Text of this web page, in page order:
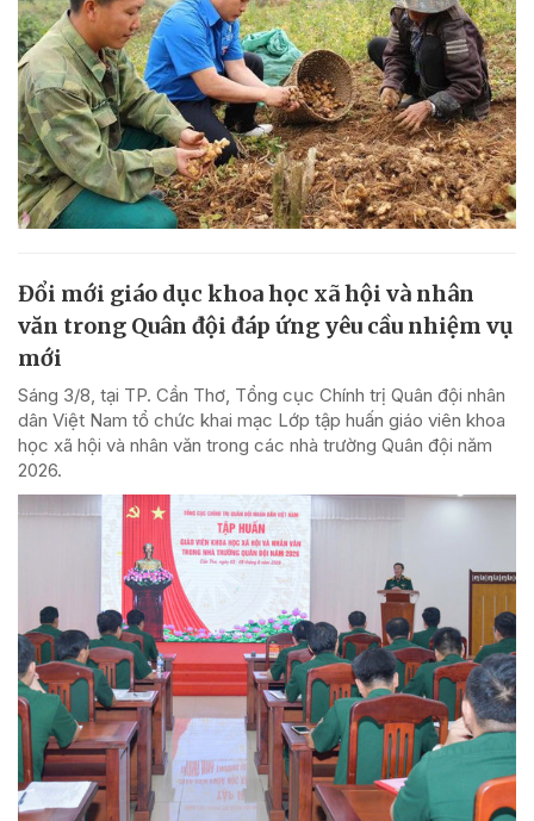
Đổi mới giáo dục khoa học xã hội và nhân
văn trong Quân đội đáp ứng yêu cầu nhiệm vụ
mới
Sáng 3/8, tại TP. Cần Thơ, Tổng cục Chính trị Quân đội nhân
dân Việt Nam tổ chức khai mạc Lớp tập huấn giáo viên khoa
học xã hội và nhân văn trong các nhà trường Quân đội năm
2026.